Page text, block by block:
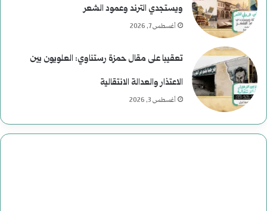
ويستجدي الترند وعمود الشعر
أغسطس 7, 2026
تعقيبا على مقال حمزة رستناوي: العلويون بين
الاعتذار والعدالة الانتقالية
أغسطس 3, 2026